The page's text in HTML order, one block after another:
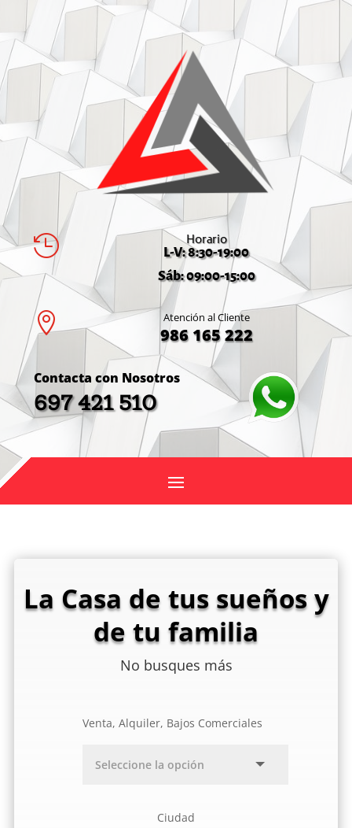
 Horario
L-V: 8:30-19:00
Sáb: 09:00-15:00
 Atención al Cliente
986 165 222
Contacta con Nosotros
697 421 510
La Casa de tus sueños y
de tu familia
No busques más
Venta, Alquiler, Bajos Comerciales
Ciudad